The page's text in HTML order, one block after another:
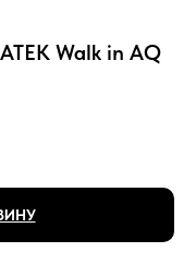
Walk in AQ